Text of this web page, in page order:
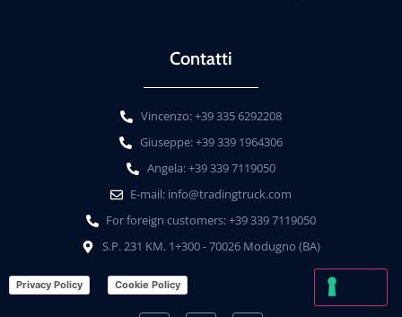
Contatti
Vincenzo: +39 335 6292208
Giuseppe: +39 339 1964306
Angela: +39 339 7119050
E-mail: info@tradingtruck.com
For foreign customers: +39 339 7119050
S.P. 231 KM. 1+300 - 70026 Modugno (BA)
Privacy Policy Cookie Policy